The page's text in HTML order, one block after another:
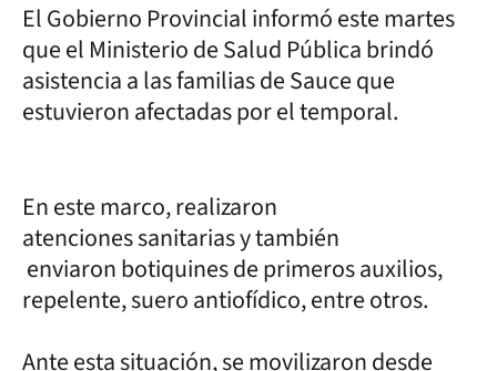
El Gobierno Provincial informó este martes
que el Ministerio de Salud Pública brindó
asistencia a las familias de Sauce que
estuvieron afectadas por el temporal.
En este marco, realizaron
atenciones sanitarias y también
enviaron botiquines de primeros auxilios,
repelente, suero antiofídico, entre otros.
Ante esta situación, se movilizaron desde